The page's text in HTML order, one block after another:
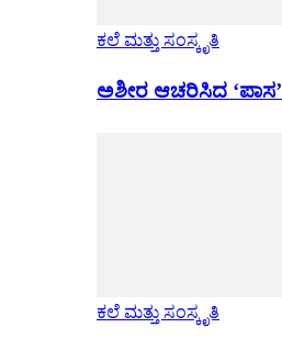
ಕಲೆ ಮತ್ತು ಸಂಸ್ಕೃತಿ
ಅಶೀರ ಆಚರಿಸಿದ ‘ಪಾಸ’
ಕಲೆ ಮತ್ತು ಸಂಸ್ಕೃತಿ